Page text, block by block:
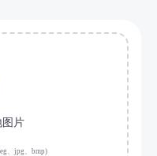
图片
、jpg、bmp)